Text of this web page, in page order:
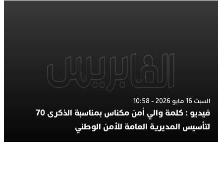
السبت 16 مايو 2026 - 10:58
فيديو : كلمة والي أمن مكناس بمناسبة الذكرى 70
لتأسيس المديرية العامة للأمن الوطني